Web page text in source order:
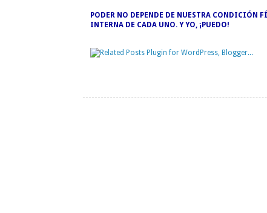
PODER NO DEPENDE DE NUESTRA CONDICIÓN
INTERNA DE CADA UNO. Y YO, ¡PUEDO!